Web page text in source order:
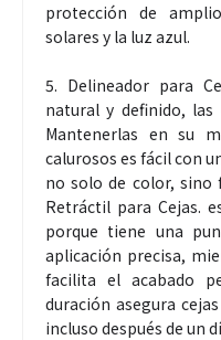
protección de
solares y la luz azul.
5. Delineador para
natural y definido, las
Mantenerlas en su
calurosos es fácil con
no solo de color, sino
Retráctil para Cejas.
porque tiene una
aplicación precisa,
facilita el acabado
duración asegura
incluso después de un